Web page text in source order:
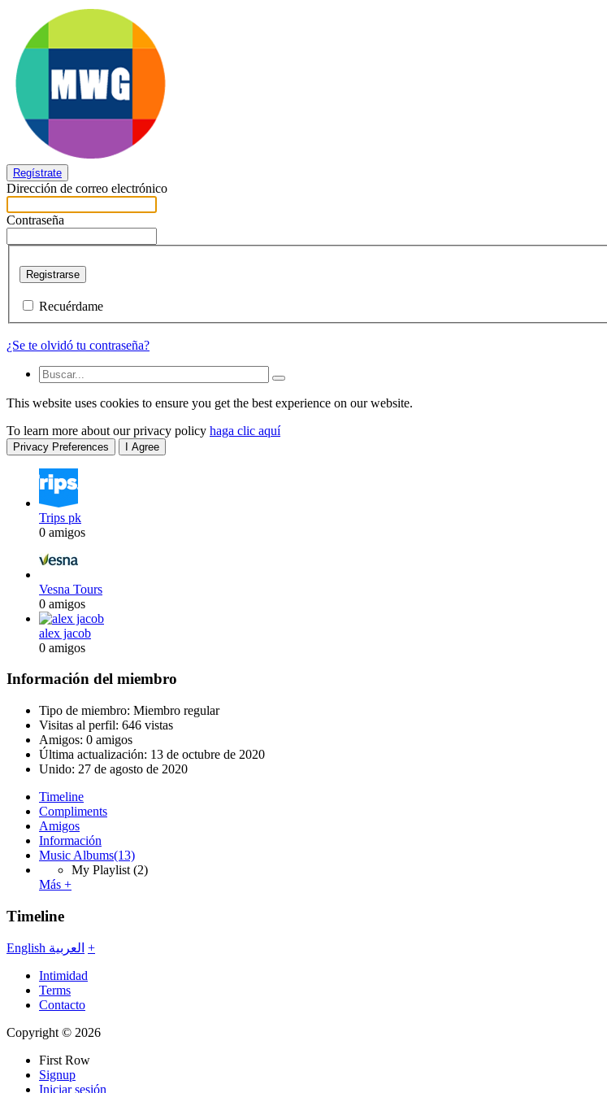
Regístrate
Dirección de correo electrónico
Contraseña
Registrarse
Recuérdame
¿Se te olvidó tu contraseña?
This website uses cookies to ensure you get the best experience on our website.
To learn more about our privacy policy haga clic aquí
Privacy Preferences I Agree
Trips pk
0 amigos
Vesna Tours
0 amigos
alex jacob
0 amigos
Información del miembro
Tipo de miembro: Miembro regular
Visitas al perfil: 646 vistas
Amigos: 0 amigos
Última actualización: 13 de octubre de 2020
Unido: 27 de agosto de 2020
Timeline
Compliments
Amigos
Información
Music Albums(13)
My Playlist (2)
Más +
Timeline
English العربية +
Intimidad
Terms
Contacto
Copyright © 2026
First Row
Signup
Iniciar sesión